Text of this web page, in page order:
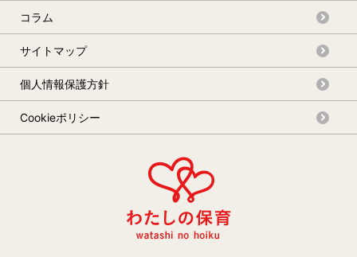
コラム
サイトマップ
個人情報保護方針
Cookieポリシー